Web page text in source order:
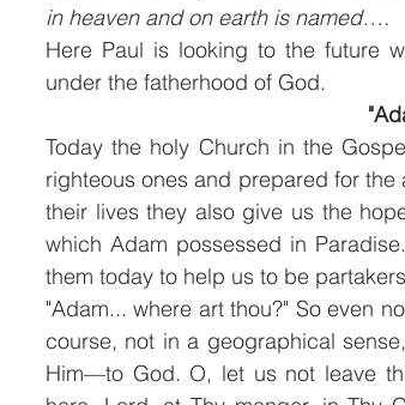
in heaven and on earth is named….
Here Paul is looking to the future
under the fatherhood of God.
Today the holy Church in the
righteous ones and prepared for
their lives they also give us the
which Adam possessed in
them today to help us to be
"Adam... where art thou?" So even
course, not in a geographical
Him—to God. O, let us not leave